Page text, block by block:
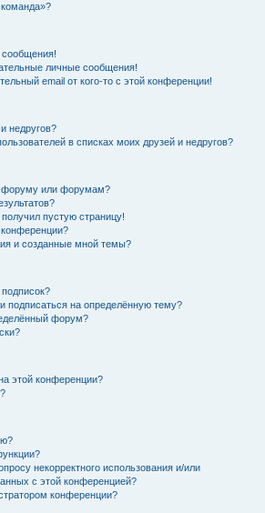
сообщения!
личные сообщения!
email от кого-то с этой конференции!
недругов?
в списках моих друзей и недругов?
форуму или форумам?
пустую страницу!
конференции?
и созданные мной темы?
подписаться на определённую тему?
форум?
этой конференции?
некорректного использования и/или
с этой конференцией?
конференции?